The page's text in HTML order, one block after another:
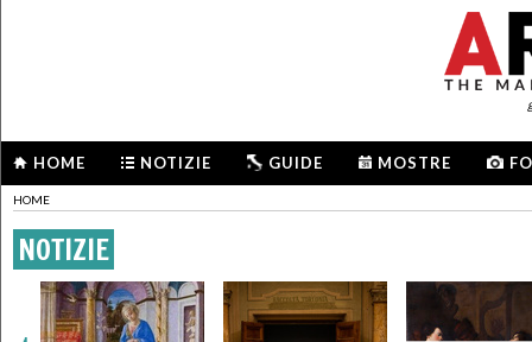
HOME NOTIZIE GUIDE MOSTRE
HOME
NOTIZIE